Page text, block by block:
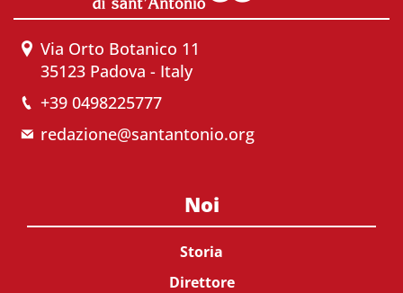
Via Orto Botanico 11
35123 Padova - Italy
+39 0498225777
redazione@santantonio.org
Noi
Storia
Direttore